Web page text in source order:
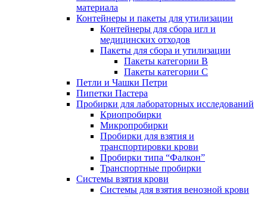
материала
Контейнеры и пакеты для утилизации
Контейнеры для сбора игл и
медицинских отходов
Пакеты для сбора и утилизации
Пакеты категории B
Пакеты категории C
Петли и Чашки Петри
Пипетки Пастера
Пробирки для лабораторных исследований
Криопробирки
Микропробирки
Пробирки для взятия и
транспортировки крови
Пробирки типа “Фалкон”
Транспортные пробирки
Системы взятия крови
Системы для взятия венозной крови